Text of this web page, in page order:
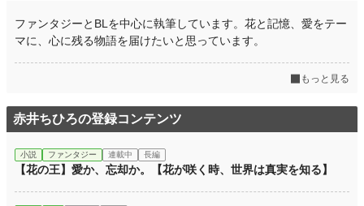
ファンタジーとBLを中心に執筆しています。花と記憶、愛をテー
マに、心に残る物語を届けたいと思っています。
もっと見る
赤井ちひろの登録コンテンツ
小説 ファンタジー 連載中 長編
【花の王】愛か、忘却か。【花が咲く時、世界は真実を知る】